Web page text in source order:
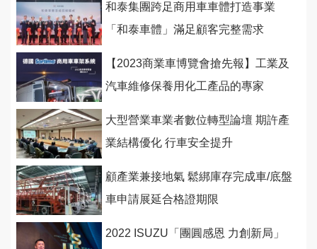
和泰集團跨足商用車車體打造事業
「和泰車體」滿足顧客完整需求
【2023商業車博覽會搶先報】工業及
汽車維修保養用化工產品的專家
大型營業車業者數位轉型論壇 期許產
業結構優化 行車安全提升
顧產業兼接地氣 鬆綁庫存完成車/底盤
車申請展延合格證期限
2022 ISUZU「團圓感恩 力創新局」